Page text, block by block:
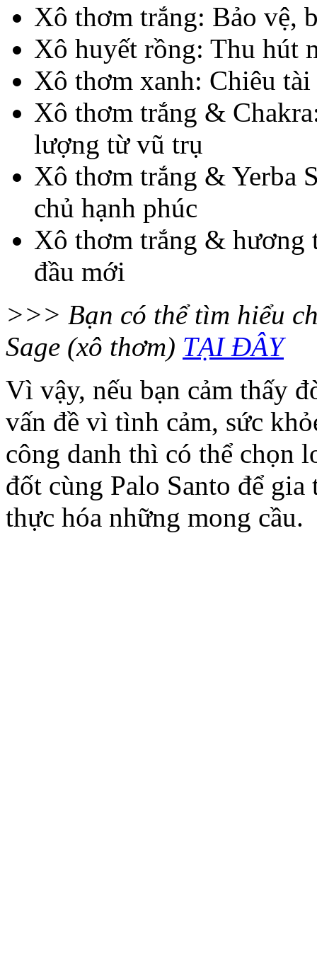
Xô thơm trắng: Bảo vệ,
Xô huyết rồng: Thu hút
Xô thơm xanh: Chiêu
Xô thơm trắng &
lượng từ vũ trụ
Xô thơm trắng & Yerba
chủ hạnh phúc
Xô thơm trắng & hương
đầu mới
>>> Bạn có thể tìm hiểu
Sage (xô thơm) TẠI ĐÂY
Vì vậy, nếu bạn cảm thấy
vấn đề vì tình cảm, sức
công danh thì có thể chọn
đốt cùng Palo Santo để
thực hóa những mong cầu.